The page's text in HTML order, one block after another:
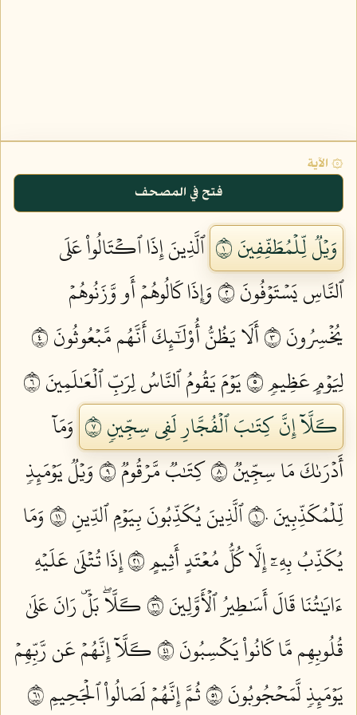
۞ الآية
فتح في المصحف
وَيۡلٞ لِّلۡمُطَفِّفِينَ ١
ٱلَّذِينَ إِذَا ٱكۡتَالُواْ عَلَى
ٱلنَّاسِ يَسۡتَوۡفُونَ ٢
وَإِذَا كَالُوهُمۡ أَو وَّزَنُوهُمۡ
يُخۡسِرُونَ ٣
أَلَا يَظُنُّ أُوْلَٰٓئِكَ أَنَّهُم مَّبۡعُوثُونَ ٤
لِيَوۡمٍ عَظِيمٖ ٥
يَوۡمَ يَقُومُ ٱلنَّاسُ لِرَبِّ ٱلۡعَٰلَمِينَ ٦
كـَلَّآ إِنَّ كِتَٰبَ ٱلۡفُجَّارِ لَفِي سِجِّينٖ ٧
وَمَآ
أَدۡرَىٰكَ مَا سِجِّينٞ ٨
كِتَٰبٞ مَّرۡقُومٞ ٩
وَيۡلٞ يَوۡمَئِذٖ
لِّلۡمُكَذِّبِينَ ١٠
ٱلَّذِينَ يُكَذِّبُونَ بِيَوۡمِ ٱلدِّينِ ١١
وَمَا
يُكَذِّبُ بِهِۦٓ إِلَّا كُلُّ مُعۡتَدٍ أَثِيمٍ ١٢
إِذَا تُتۡلَىٰ عَلَيۡهِ
ءَايَٰتُنَا قَالَ أَسَٰطِيرُ ٱلۡأَوَّلِينَ ١٣
كـَلَّاۖ بَلۡۜ رَانَ عَلَىٰ
قُلُوبِهِم مَّا كَانُواْ يَكۡسِبُونَ ١٤
كـَلَّآ إِنَّهُمۡ عَن رَّبِّهِمۡ
يَوۡمَئِذٖ لَّمَحۡجُوبُونَ ١٥
ثُمَّ إِنَّهُمۡ لَصَالُواْ ٱلۡجَحِيمِ ١٦